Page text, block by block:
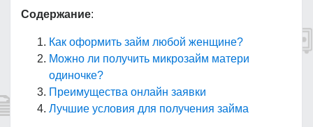
Содержание:
Как оформить займ любой женщине?
Можно ли получить микрозайм матери
одиночке?
Преимущества онлайн заявки
Лучшие условия для получения займа